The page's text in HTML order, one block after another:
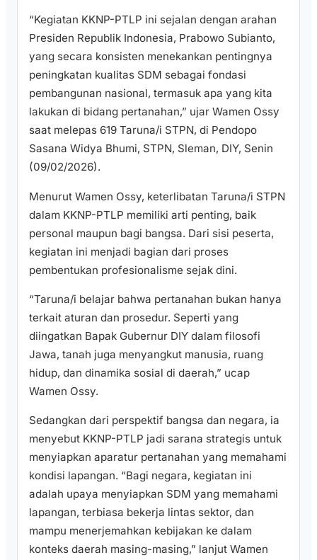
“Kegiatan KKNP-PTLP ini sejalan dengan arahan
Presiden Republik Indonesia, Prabowo Subianto,
yang secara konsisten menekankan pentingnya
peningkatan kualitas SDM sebagai fondasi
pembangunan nasional, termasuk apa yang kita
lakukan di bidang pertanahan,” ujar Wamen Ossy
saat melepas 619 Taruna/i STPN, di Pendopo
Sasana Widya Bhumi, STPN, Sleman, DIY, Senin
(09/02/2026).
Menurut Wamen Ossy, keterlibatan Taruna/i STPN
dalam KKNP-PTLP memiliki arti penting, baik
personal maupun bagi bangsa. Dari sisi peserta,
kegiatan ini menjadi bagian dari proses
pembentukan profesionalisme sejak dini.
“Taruna/i belajar bahwa pertanahan bukan hanya
terkait aturan dan prosedur. Seperti yang
diingatkan Bapak Gubernur DIY dalam filosofi
Jawa, tanah juga menyangkut manusia, ruang
hidup, dan dinamika sosial di daerah,” ucap
Wamen Ossy.
Sedangkan dari perspektif bangsa dan negara, ia
menyebut KKNP-PTLP jadi sarana strategis untuk
menyiapkan aparatur pertanahan yang memahami
kondisi lapangan. “Bagi negara, kegiatan ini
adalah upaya menyiapkan SDM yang memahami
lapangan, terbiasa bekerja lintas sektor, dan
mampu menerjemahkan kebijakan ke dalam
konteks daerah masing-masing,” lanjut Wamen